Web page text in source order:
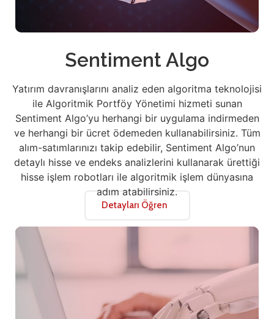
Sentiment Algo
Yatırım davranışlarını analiz eden algoritma teknolojisi
ile Algoritmik Portföy Yönetimi hizmeti sunan
Sentiment Algo’yu herhangi bir uygulama indirmeden
ve herhangi bir ücret ödemeden kullanabilirsiniz. Tüm
alım-satımlarınızı takip edebilir, Sentiment Algo’nun
detaylı hisse ve endeks analizlerini kullanarak ürettiği
hisse işlem robotları ile algoritmik işlem dünyasına
adım atabilirsiniz.
Detayları Öğren